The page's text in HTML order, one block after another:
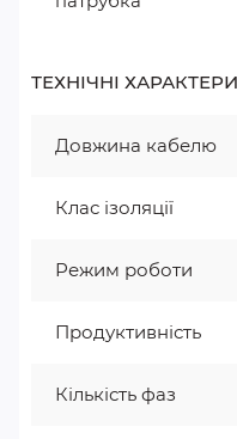
ТЕХНІЧНІ
Довжина кабелю
Клас ізоляції
Режим роботи
Продуктивність
Кількість фаз